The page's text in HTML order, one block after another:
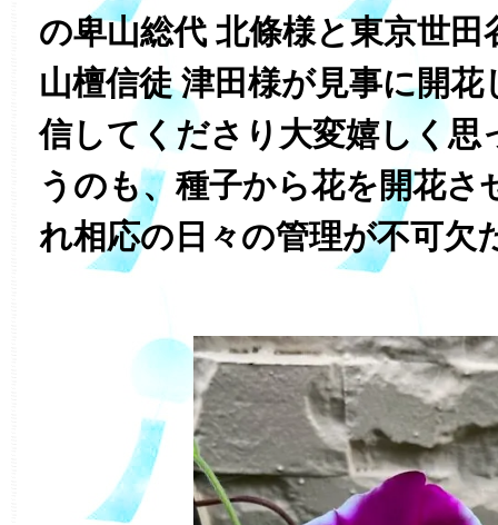
の卑山総代 北條様と東京世
山檀信徒 津田様が見事に開
信してくださり大変嬉しく思
うのも、種子から花を開花さ
れ相応の日々の管理が不可欠